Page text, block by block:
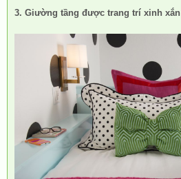
3. Giường tầng được trang trí xinh xắn